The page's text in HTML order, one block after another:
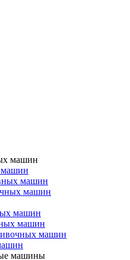
машин
машин
машин
машин
машин